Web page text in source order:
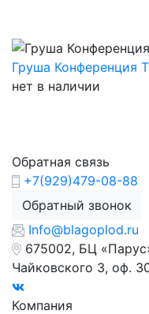
Груша Конференция
нет в наличии
Обратная связь
+7(929)479-08-88
Обратный звонок
Info@blagoplod.ru
675002, БЦ
Чайковского 3, оф.
Компания